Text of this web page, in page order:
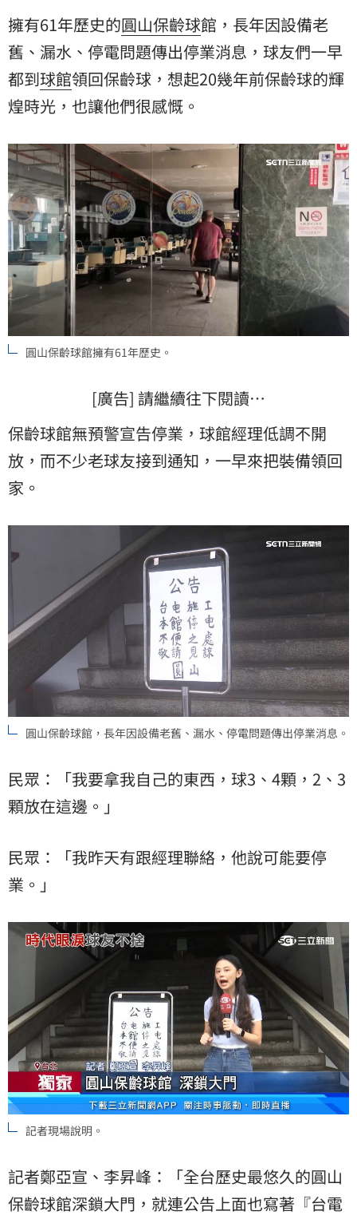
擁有61年歷史的圓山保齡球館，長年因設備老
舊、漏水、停電問題傳出停業消息，球友們一早
都到球館領回保齡球，想起20幾年前保齡球的輝
煌時光，也讓他們很感慨。
圓山保齡球館擁有61年歷史。
[廣告] 請繼續往下閱讀…
保齡球館無預警宣告停業，球館經理低調不開
放，而不少老球友接到通知，一早來把裝備領回
家。
圓山保齡球館，長年因設備老舊、漏水、停電問題傳出停業消息。
民眾：「我要拿我自己的東西，球3、4顆，2、3
顆放在這邊。」
民眾：「我昨天有跟經理聯絡，他說可能要停
業。」
記者現場說明。
記者鄭亞宣、李昇峰：「全台歷史最悠久的圓山
保齡球館深鎖大門，就連公告上面也寫著『台電